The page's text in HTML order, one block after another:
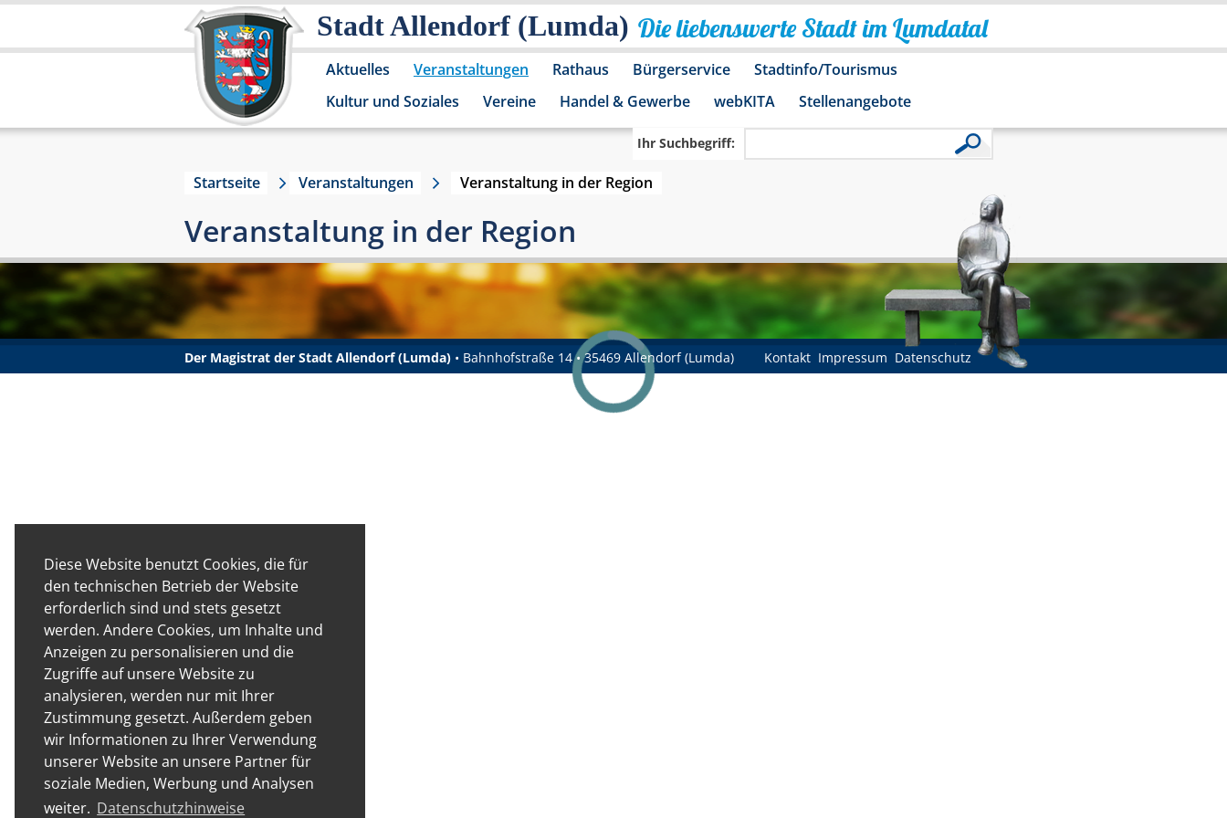
Diese Website benutzt Cookies, die für
den technischen Betrieb der Website
erforderlich sind und stets gesetzt
werden. Andere Cookies, um Inhalte und
Anzeigen zu personalisieren und die
Zugriffe auf unsere Website zu
analysieren, werden nur mit Ihrer
Zustimmung gesetzt. Außerdem geben
wir Informationen zu Ihrer Verwendung
unserer Website an unsere Partner für
soziale Medien, Werbung und Analysen
weiter. Datenschutzhinweise
Stadt Allendorf (Lumda) Die liebenswerte Stadt im Lumdatal
Aktuelles Veranstaltungen Rathaus Bürgerservice
Stadtinfo/Tourismus
Kultur und Soziales
Vereine Handel & Gewerbe webKITA Stellenangebote
Ihr Suchbegriff:
Startseite Veranstaltungen Veranstaltung in der Region
Veranstaltung in der Region
Der Magistrat der Stadt Allendorf (Lumda) • Bahnhofstraße 14 • 35469 Allendorf (Lumda) Kontakt Impressum Datenschutz